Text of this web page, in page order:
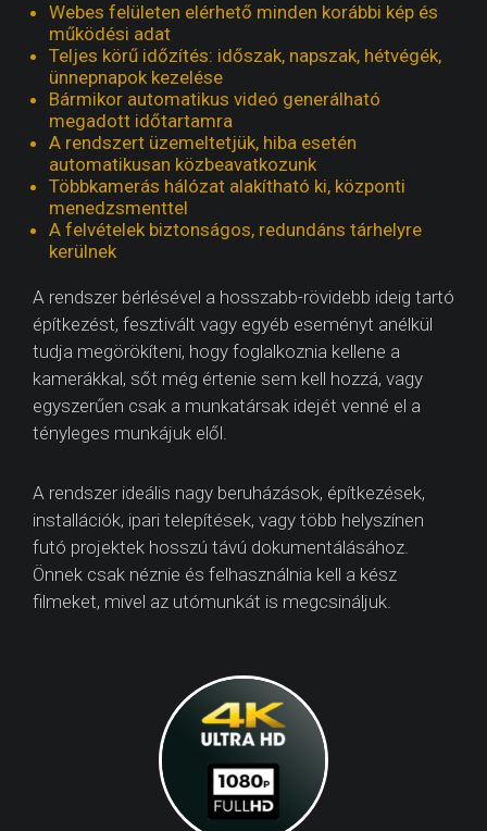
Webes felületen elérhető minden korábbi kép és
működési adat
Teljes körű időzítés: időszak, napszak, hétvégék,
ünnepnapok kezelése
Bármikor automatikus videó generálható
megadott időtartamra
A rendszert üzemeltetjük, hiba esetén
automatikusan közbeavatkozunk
Többkamerás hálózat alakítható ki, központi
menedzsmenttel
A felvételek biztonságos, redundáns tárhelyre
kerülnek
A rendszer bérlésével a hosszabb-rövidebb ideig tartó
építkezést, fesztivált vagy egyéb eseményt anélkül
tudja megörökíteni, hogy foglalkoznia kellene a
kamerákkal, sőt még értenie sem kell hozzá, vagy
egyszerűen csak a munkatársak idejét venné el a
tényleges munkájuk elől.
A rendszer ideális nagy beruházások, építkezések,
installációk, ipari telepítések, vagy több helyszínen
futó projektek hosszú távú dokumentálásához.
Önnek csak néznie és felhasználnia kell a kész
filmeket, mivel az utómunkát is megcsináljuk.